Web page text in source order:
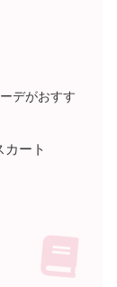
デがおすす
ート